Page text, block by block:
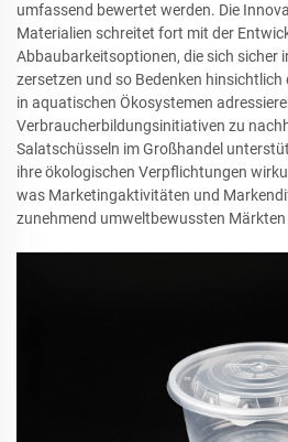
umfassend bewertet werden. Die
Materialien schreitet fort mit der
Abbaubarkeitsoptionen, die sich sicher
zersetzen und so Bedenken
in aquatischen Ökosystemen
Verbraucherbildungsinitiativen zu
Salatschüsseln im Großhandel
ihre ökologischen Verpflichtungen
was Marketingaktivitäten und
zunehmend umweltbewussten